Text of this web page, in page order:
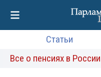
Статьи
Все о пенсиях в России